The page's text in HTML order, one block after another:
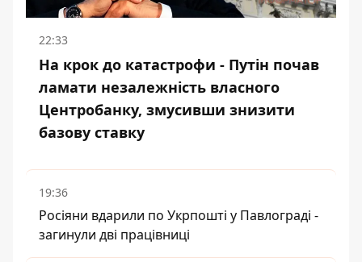
22:33
На крок до катастрофи - Путін почав
ламати незалежність власного
Центробанку, змусивши знизити
базову ставку
19:36
Росіяни вдарили по Укрпошті у Павлограді -
загинули дві працівниці